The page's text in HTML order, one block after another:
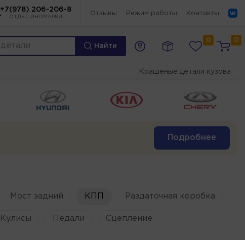
+7(978) 206-206-8
ОТДЕЛ ИНОМАРКИ
Отзывы Режим работы Контакты
Найти
0 0
Крашеные детали кузова
Подробнее
Мост задний КПП Раздаточная коробка
Кулисы Педали Сцепление